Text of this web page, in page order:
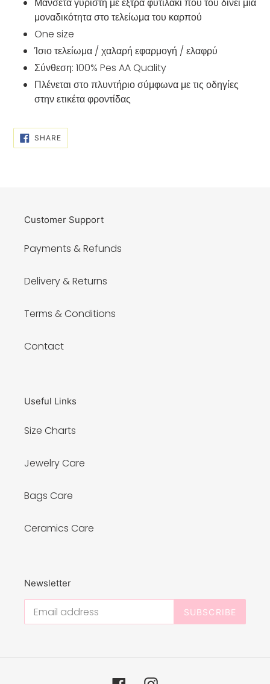
μοναδικότητα στο τελείωμα του καρπού
One size
Ίσιο τελείωμα / χαλαρή εφαρμογή / ελαφρύ
Σύνθεση: 100% Pes AA Quality
Πλένεται στο πλυντήριο σύμφωνα με τις οδηγίες
στην ετικέτα φροντίδας
SHARESHARE
ON
FACEBOOK
Customer Support
Payments & Refunds
Delivery & Returns
Terms & Conditions
Contact
Useful Links
Size Charts
Jewelry Care
Bags Care
Ceramics Care
Newsletter
SUBSCRIBE